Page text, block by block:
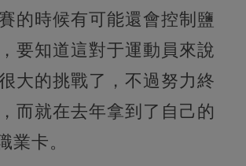
的時候有可能還會控制鹽
要知道這對于運動員來說
大的挑戰了，不過努力終
而就在去年拿到了自己的
業卡。